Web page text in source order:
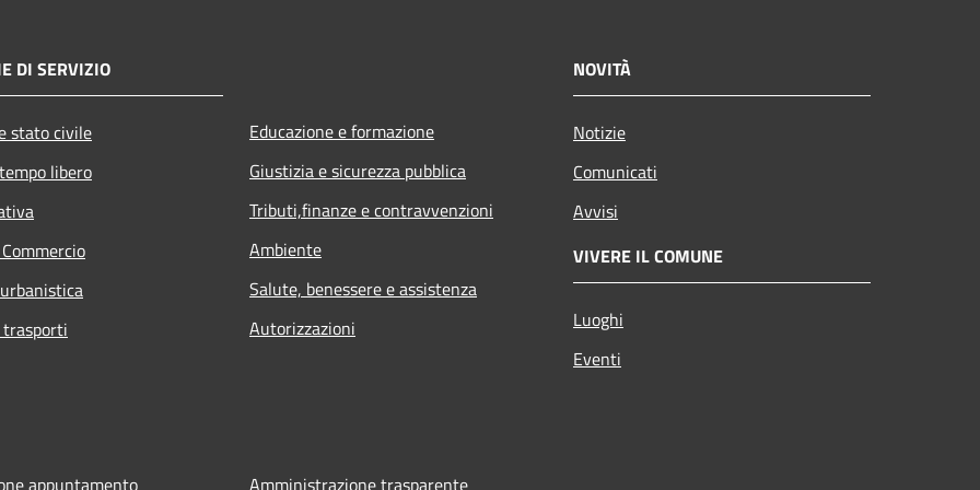
DI SERVIZIO
stato civile
libero
Educazione e formazione
Giustizia e sicurezza pubblica
Tributi,finanze e contravvenzioni
Ambiente
Salute, benessere e assistenza
Autorizzazioni
NOVITÀ
Notizie
Comunicati
Avvisi
VIVERE IL COMUNE
Luoghi
Eventi
appuntamento Amministrazione trasparente